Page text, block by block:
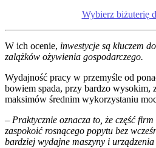
Wybierz biżuterię
W ich ocenie, inwestycje są kluczem
zalążków ożywienia gospodarczego.
Wydajność pracy w przemyśle od
bowiem spada, przy bardzo wysokim,
maksimów średnim wykorzystaniu
– Praktycznie oznacza to, że część
zaspokoić rosnącego popytu bez
bardziej wydajne maszyny i urządzenia